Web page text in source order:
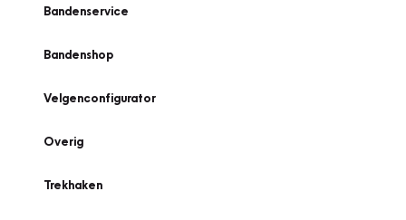
Bandenservice
Bandenshop
Velgenconfigurator
Overig
Trekhaken